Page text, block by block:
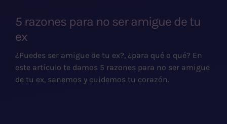
5 razones para no ser amigue de tu
ex
¿Puedes ser amigue de tu ex?, ¿para qué o qué? En
este artículo te damos 5 razones para no ser amigue
de tu ex, sanemos y cuidemos tu corazón.